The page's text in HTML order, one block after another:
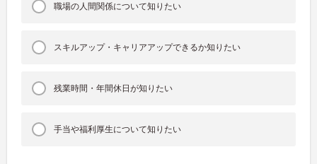
職場の人間関係について知りたい
スキルアップ・キャリアアップできるか知りたい
残業時間・年間休日が知りたい
手当や福利厚生について知りたい